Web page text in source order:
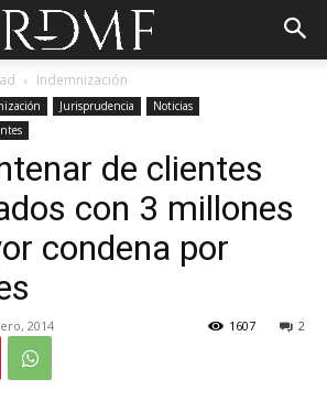
Indemnización
Jurisprudencia
Noticias
de clientes
con 3 millones
condena por
2014 2
1607